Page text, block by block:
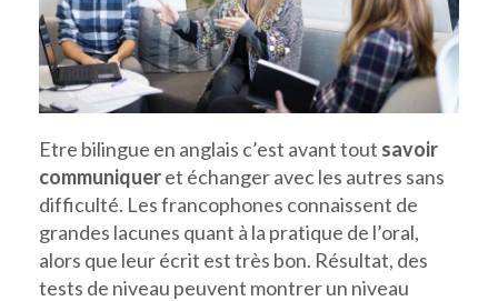
Etre bilingue en anglais c’est avant tout savoir
communiqueret échanger avec les autres sans
difficulté. Les francophones connaissent de
grandes lacunes quant à la pratique de l’oral,
alors que leur écrit est très bon. Résultat, des
tests de niveau peuvent montrer un niveau